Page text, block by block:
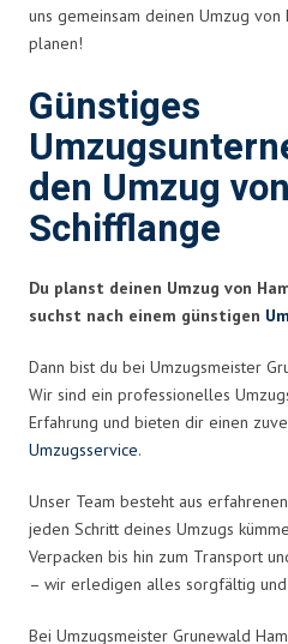
uns gemeinsam deinen Umzug von
planen!
Günstiges
den Umzug
Schifflange
Du planst deinen Umzug von
suchst nach einem günstigen
Dann bist du bei Umzugsmeister
Wir sind ein professionelles
Erfahrung und bieten dir einen
Umzugsservice.
Unser Team besteht aus
jeden Schritt deines Umzugs
Verpacken bis hin zum Transport
– wir erledigen alles sorgfältig
Bei Umzugsmeister Grunewald